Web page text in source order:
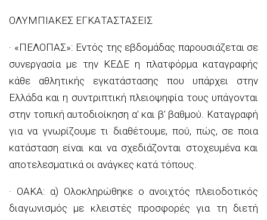
ΟΛΥΜΠΙΑΚΕΣ ΕΓΚΑΤΑΣΤΑΣΕΙΣ
· «ΠΕΛΟΠΑΣ»: Εντός της εβδομάδας παρουσιάζεται σε
συνεργασία με την ΚΕΔΕ η πλατφόρμα καταγραφής
κάθε αθλητικής εγκατάστασης που υπάρχει στην
Ελλάδα και η συντριπτική πλειοψηφία τους υπάγονται
στην τοπική αυτοδιοίκηση α’ και β’ βαθμού. Καταγραφή
για να γνωρίζουμε τι διαθέτουμε, πού, πώς, σε ποια
κατάσταση είναι και να σχεδιάζονται στοχευμένα και
αποτελεσματικά οι ανάγκες κατά τόπους.
· ΟΑΚΑ: α) Ολοκληρώθηκε ο ανοιχτός πλειοδοτικός
διαγωνισμός με κλειστές προσφορές για τη διετή